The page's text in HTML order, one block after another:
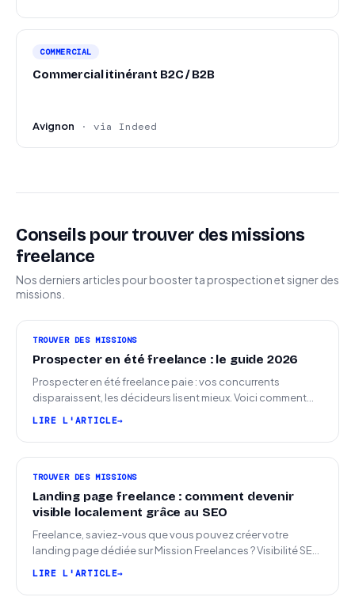
COMMERCIAL
Commercial itinérant B2C / B2B
Avignon · via Indeed
Conseils pour trouver des missions
freelance
Nos derniers articles pour booster ta prospection et signer des
missions.
TROUVER DES MISSIONS
Prospecter en été freelance : le guide 2026
Prospecter en été freelance paie : vos concurrents
disparaissent, les décideurs lisent mieux. Voici comment
LIRE L'ARTICLE
TROUVER DES MISSIONS
Landing page freelance : comment devenir
visible localement grâce au SEO
Freelance, saviez-vous que vous pouvez créer votre
landing page dédiée sur Mission Freelances ? Visibilité SEO
LIRE L'ARTICLE